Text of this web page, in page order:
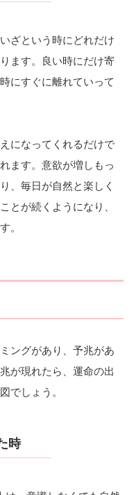
ざという時にどれだけ
ます。良い時にだけ寄
にすぐに離れていって
になってくれるだけで
ます。意欲が増しもっ
、毎日が自然と楽しく
とが続くようになり、
。
ングがあり、予兆があ
が現れたら、運命の出
でしょう。
時